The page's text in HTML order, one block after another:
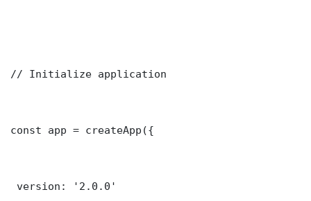
// Initialize application
const app = createApp({
version: '2.0.0'